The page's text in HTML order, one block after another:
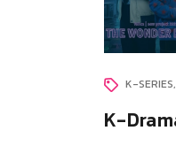
K-SERIES
K-